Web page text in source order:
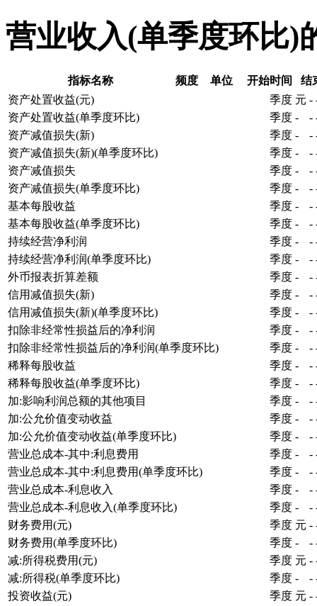
营业收入(单季度环比)
指标名称 频度 单位 开始时间
结
资产处置收益(元)
季度 元 -
资产处置收益(单季度环比)
季度 - -
资产减值损失(新)
季度 - -
资产减值损失(新)(单季度环比)
季度 - -
资产减值损失
季度 - -
资产减值损失(单季度环比)
季度 - -
基本每股收益
季度 - -
基本每股收益(单季度环比)
季度 - -
持续经营净利润
季度 - -
持续经营净利润(单季度环比)
季度 - -
外币报表折算差额
季度 - -
信用减值损失(新)
季度 - -
信用减值损失(新)(单季度环比)
季度 - -
扣除非经常性损益后的净利润
季度 - -
扣除非经常性损益后的净利润(单季度环比)
季度 - -
稀释每股收益
季度 - -
稀释每股收益(单季度环比)
季度 - -
加:影响利润总额的其他项目
季度 - -
加:公允价值变动收益
季度 - -
加:公允价值变动收益(单季度环比)
季度 - -
营业总成本-其中:利息费用
季度 - -
营业总成本-其中:利息费用(单季度环比)
季度 - -
营业总成本-利息收入
季度 - -
营业总成本-利息收入(单季度环比)
季度 - -
财务费用(元)
季度 元 -
财务费用(单季度环比)
季度 - -
减:所得税费用(元)
季度 元 -
减:所得税(单季度环比)
季度 - -
投资收益(元)
季度 元 -